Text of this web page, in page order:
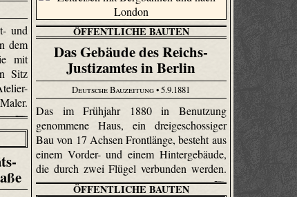
und
dem
mit
Sitz
ÖFFENTLICHE BAUTEN
Das Gebäude des Reichs-
Justizamtes in Berlin
Deutsche Bauzeitung• 5.9.1881
Das im Frühjahr 1880 in Benutzung
genommene Haus, ein dreigeschossiger
Bau von 17 Achsen Frontlänge, besteht aus
einem Vorder- und einem Hintergebäude,
die durch zwei Flügel verbunden werden.
ÖFFENTLICHE BAUTEN